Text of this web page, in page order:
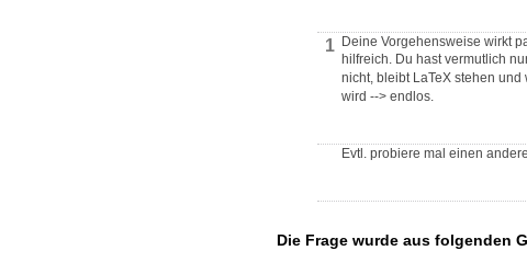
1
Deine Vorgehensweise wirkt
hilfreich. Du hast vermutlich
nicht, bleibt LaTeX stehen
wird --> endlos.
Evtl. probiere mal einen
Die Frage wurde aus folgenden